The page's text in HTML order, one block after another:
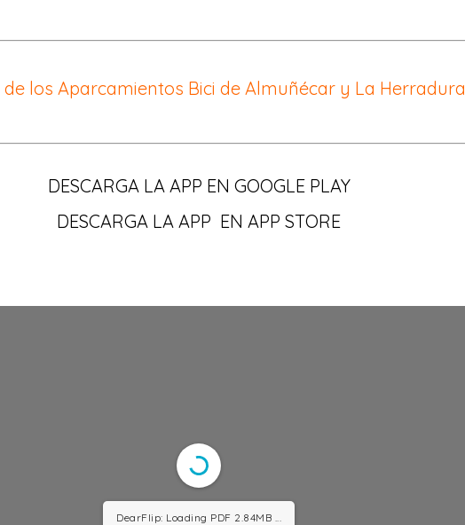
los Aparcamientos Bici de Almuñécar y La Herradura
DESCARGA LA APP EN GOOGLE PLAY
DESCARGA LA APP EN APP STORE
DearFlip: Loading PDF 8.79MB ...